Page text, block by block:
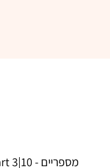
מספריים - Staleks – Smart 3|10